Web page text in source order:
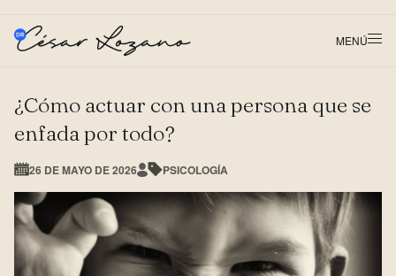
MENÚ
¿Cómo actuar con una persona que se
enfada por todo?
26 DE MAYO DE 2026 PSICOLOGÍA